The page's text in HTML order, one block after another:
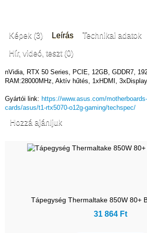
Képek (3) Leírás Technikai adatok
Hír, videó, teszt (0)
nVidia, RTX 50 Series, PCIE, 12GB, GDDR7,
RAM:28000MHz, Aktív hűtés, 1xHDMI,
Gyártói link: https://www.asus.com/
cards/asus/t1-rtx5070-o12g-gaming/techspec/
Hozzá ajánljuk
Tápegység Thermaltake 850W 80+
31 864 Ft